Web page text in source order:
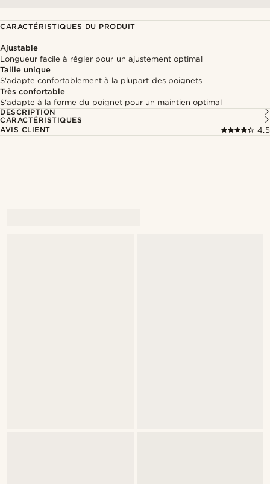
CARACTÉRISTIQUES DU PRODUIT
Ajustable
Longueur facile à régler pour un ajustement optimal
Taille unique
S'adapte confortablement à la plupart des poignets
Très confortable
S'adapte à la forme du poignet pour un maintien optimal
DESCRIPTION
CARACTÉRISTIQUES
AVIS CLIENT
4.5